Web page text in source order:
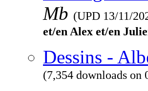
Mb (UPD 13/11/
et/en Alex et/en
Dessins -
(7,354 downloads on